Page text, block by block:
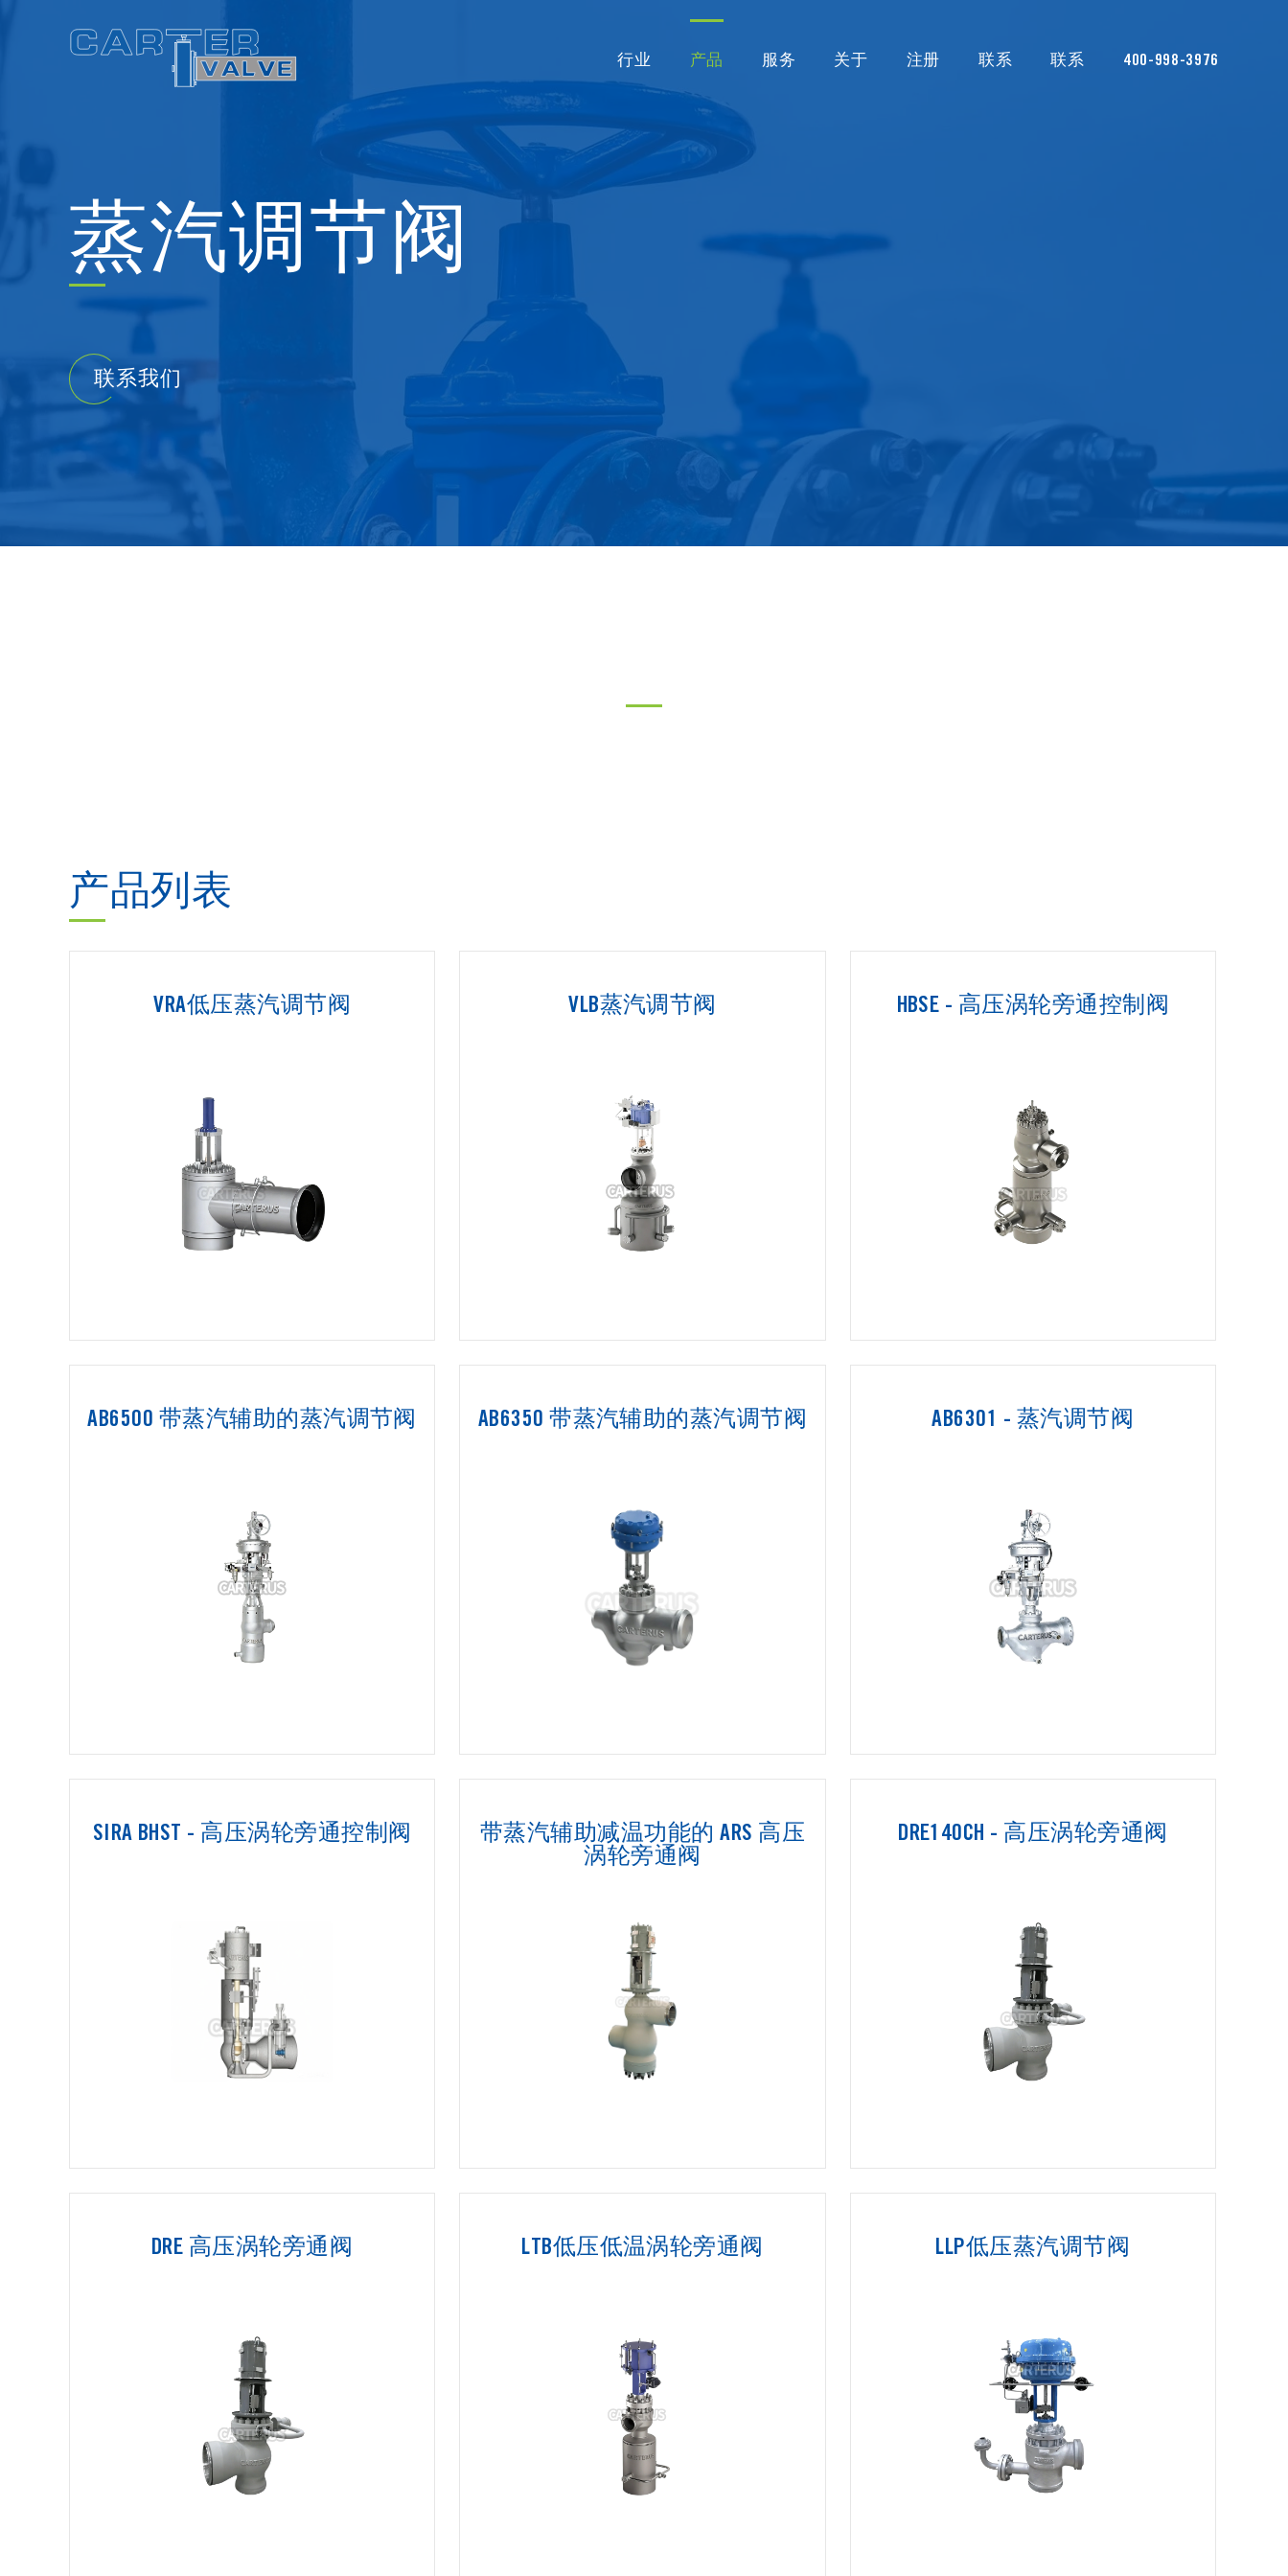
行业 产品 服务 关于 注册 联系 联系 400-998-3976
蒸汽调节阀
联系我们
产品列表
VRA低压蒸汽调节阀 VLB蒸汽调节阀 HBSE - 高压涡轮旁通控制阀
AB6500 带蒸汽辅助的蒸汽调节阀 AB6350 带蒸汽辅助的蒸汽调节阀 AB6301 - 蒸汽调节阀
SIRA BHST - 高压涡轮旁通控制阀
带蒸汽辅助减温功能的 ARS 高压
涡轮旁通阀
DRE140CH - 高压涡轮旁通阀
DRE 高压涡轮旁通阀 LTB低压低温涡轮旁通阀 LLP低压蒸汽调节阀